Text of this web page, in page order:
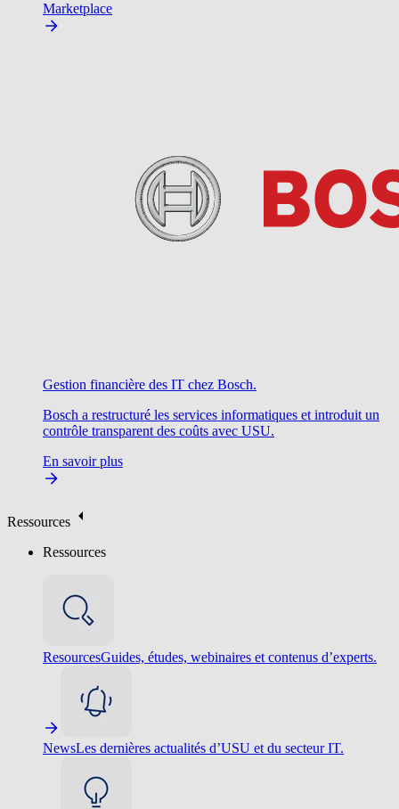
Marketplace
Gestion financière des IT chez Bosch.
Bosch a restructuré les services informatiques et introduit un
contrôle transparent des coûts avec USU.
En savoir plus
Ressources
Ressources
ResourcesGuides, études, webinaires et contenus d’experts.
NewsLes dernières actualités d’USU et du secteur IT.